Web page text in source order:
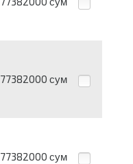
сум
77382000 сум
77382000 сум